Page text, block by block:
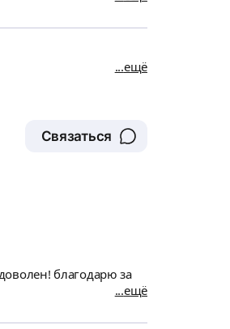
ещё
Связаться
благодарю за
ещё